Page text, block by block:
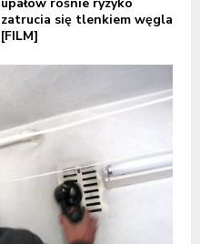
upałów rośnie ryzyko
zatrucia się tlenkiem węgla
[FILM]